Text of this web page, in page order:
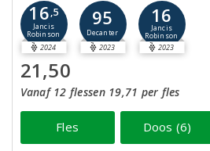
16,5
Jancis
Robinson
2024
95
Decanter
2023
16
Jancis
Robinson
2023
21,50
Vanaf 12 flessen 19,71 per fles
Fles Doos (6)